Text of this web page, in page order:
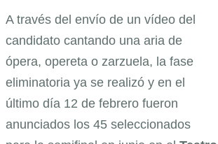
A través del envío de un vídeo del
candidato cantando una aria de
ópera, opereta o zarzuela, la fase
eliminatoria ya se realizó y en el
último día 12 de febrero fueron
anunciados los 45 seleccionados